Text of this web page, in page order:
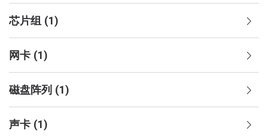
芯片组 (1)
网卡 (1)
磁盘阵列 (1)
声卡 (1)